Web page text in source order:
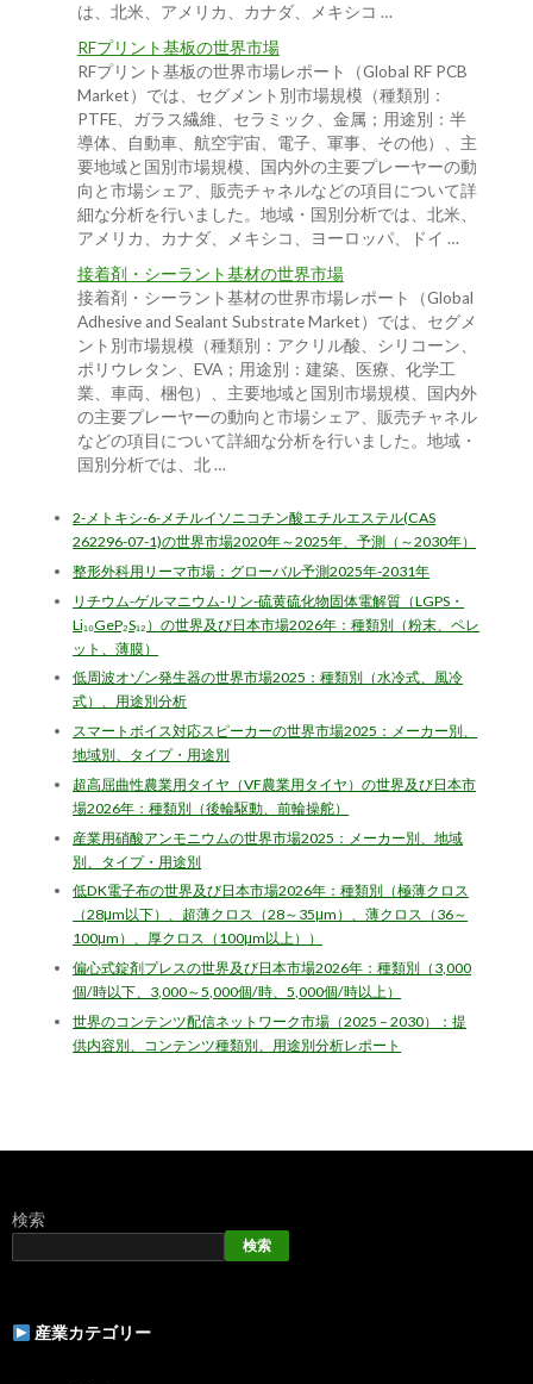
は、北米、アメリカ、カナダ、メキシコ …
RFプリント基板の世界市場
RFプリント基板の世界市場レポート（Global RF PCB
Market）では、セグメント別市場規模（種類別：
PTFE、ガラス繊維、セラミック、金属；用途別：半
導体、自動車、航空宇宙、電子、軍事、その他）、主
要地域と国別市場規模、国内外の主要プレーヤーの動
向と市場シェア、販売チャネルなどの項目について詳
細な分析を行いました。地域・国別分析では、北米、
アメリカ、カナダ、メキシコ、ヨーロッパ、ドイ …
接着剤・シーラント基材の世界市場
接着剤・シーラント基材の世界市場レポート（Global
Adhesive and Sealant Substrate Market）では、セグメ
ント別市場規模（種類別：アクリル酸、シリコーン、
ポリウレタン、EVA；用途別：建築、医療、化学工
業、車両、梱包）、主要地域と国別市場規模、国内外
の主要プレーヤーの動向と市場シェア、販売チャネル
などの項目について詳細な分析を行いました。地域・
国別分析では、北 …
2-メトキシ-6-メチルイソニコチン酸エチルエステル(CAS
262296-07-1)の世界市場2020年～2025年、予測（～2030年）
整形外科用リーマ市場：グローバル予測2025年-2031年
リチウム-ゲルマニウム-リン-硫黄硫化物固体電解質（LGPS・
Li₁₀GeP₂S₁₂）の世界及び日本市場2026年：種類別（粉末、ペレ
ット、薄膜）
低周波オゾン発生器の世界市場2025：種類別（水冷式、風冷
式）、用途別分析
スマートボイス対応スピーカーの世界市場2025：メーカー別、
地域別、タイプ・用途別
超高屈曲性農業用タイヤ（VF農業用タイヤ）の世界及び日本市
場2026年：種類別（後輪駆動、前輪操舵）
産業用硝酸アンモニウムの世界市場2025：メーカー別、地域
別、タイプ・用途別
低DK電子布の世界及び日本市場2026年：種類別（極薄クロス
（28μm以下）、超薄クロス（28～35μm）、薄クロス（36～
100μm）、厚クロス（100μm以上））
偏心式錠剤プレスの世界及び日本市場2026年：種類別（3,000
個/時以下、3,000～5,000個/時、5,000個/時以上）
世界のコンテンツ配信ネットワーク市場（2025 – 2030）：提
供内容別、コンテンツ種類別、用途別分析レポート
検索
検索
産業カテゴリー